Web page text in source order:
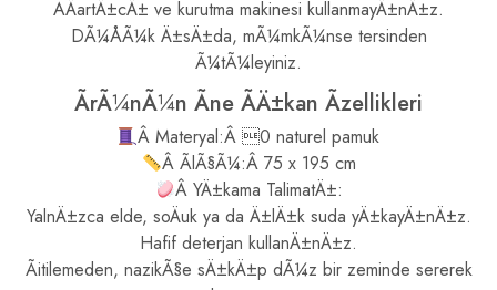
AÄartÄ±cÄ± ve kurutma makinesi kullanmayÄ±nÄ±z.
DÃ¼ÅÃ¼k Ä±sÄ±da, mÃ¼mkÃ¼nse tersinden
Ã¼tÃ¼leyiniz.
ÃrÃ¼nÃ¼n Ãne ÃÄ±kan Ãzellikleri
Â Materyal:Â 0 naturel pamuk
Â ÃlÃ§Ã¼:Â 75 x 195 cm
Â YÄ±kama TalimatÄ±:
YalnÄ±zca elde, soÄuk ya da Ä±lÄ±k suda yÄ±kayÄ±nÄ±z.
Hafif deterjan kullanÄ±nÄ±z.
Ãitilemeden, nazikÃ§e sÄ±kÄ±p dÃ¼z bir zeminde sererek